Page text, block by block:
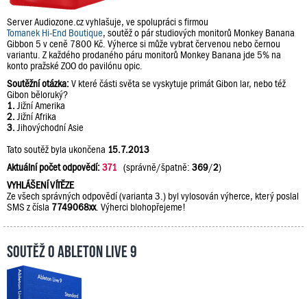
Server Audiozone.cz vyhlašuje, ve spolupráci s firmou
Tomanek Hi-End Boutique, soutěž o pár studiových monitorů Monkey Banana
Gibbon 5 v ceně 7800 Kč. Výherce si může vybrat červenou nebo černou
variantu. Z každého prodaného páru monitorů Monkey Banana jde 5% na
konto pražské ZOO do pavilónu opic.
Soutěžní otázka:V které části světa se vyskytuje primát Gibon lar, nebo též
Gibon běloruký?
1. Jižní Amerika
2. Jižní Afrika
3. Jihovýchodní Asie
Tato soutěž byla ukončena 15.7.2013
Aktuální počet odpovědí:371 (správně/špatně: 369/2)
VYHLÁŠENÍ VÍTĚZE
Ze všech správných odpovědí (varianta 3.) byl vylosován výherce, který poslal
SMS z čísla 7749068xx. Výherci blohopřejeme!
Soutěž o Ableton Live 9